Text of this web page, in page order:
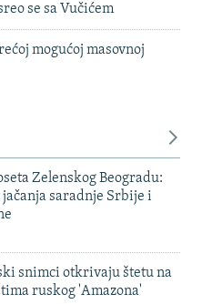
se sa Vučićem
mogućoj masovnoj
Zelenskog Beogradu:
jačanja saradnje Srbije i
snimci otkrivaju štetu na
ruskog 'Amazona'